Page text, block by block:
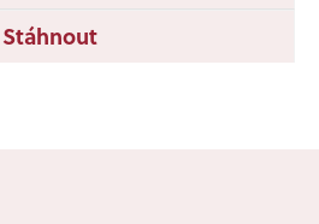
Stáhnout